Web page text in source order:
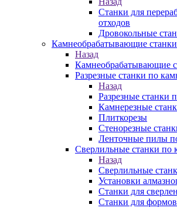
Станки для
отходов
Дровокольные
Камнеобрабатывающие станки
Назад
Камнеобрабатывающие
Разрезные станки по
Назад
Разрезные станки
Камнерезные
Плиткорезы
Стенорезные
Ленточные пилы
Сверлильные станки по
Назад
Сверлильные
Установки
Станки для
Станки для